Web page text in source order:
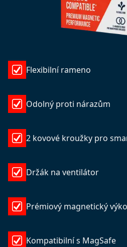
Flexibilní rameno
Odolný proti nárazům
2 kovové kroužky pro
Držák na ventilátor
Prémiový magnetický
Kompatibilní s MagSafe